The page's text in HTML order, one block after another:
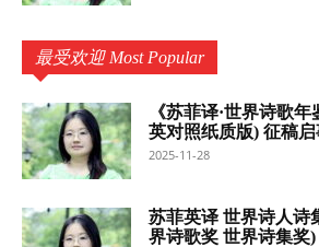
最受欢迎 Most Popular
《苏菲译·世界诗歌
英对照纸质版) 征稿
2025-11-28
苏菲英译 世界诗人诗
界诗歌奖 世界诗集奖